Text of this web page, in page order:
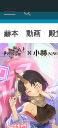
赫本 動画 殿